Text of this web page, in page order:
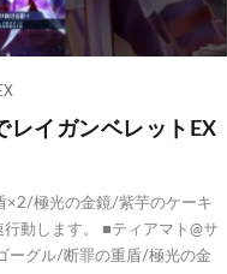
レイガンベレットEX
×2/極光の金鏡/紫芋のケーキ
動します。 ■ティアマト@サ
ーグル/断罪の重盾/極光の金